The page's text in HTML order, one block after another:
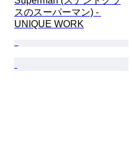
スのスーパーマン) -
UNIQUE WORK